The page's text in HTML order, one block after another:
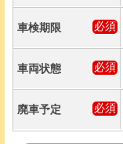
車検期限
車両状態
廃車予定